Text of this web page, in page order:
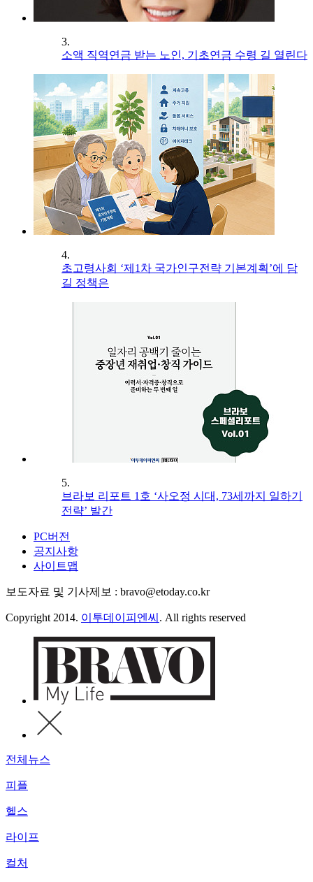
3.
소액 직역연금 받는 노인, 기초연금 수령 길 열린다
4.
초고령사회 ‘제1차 국가인구전략 기본계획’에 담
길 정책은
5.
브라보 리포트 1호 ‘사오정 시대, 73세까지 일하기
전략’ 발간
PC버전
공지사항
사이트맵
보도자료 및 기사제보 : bravo@etoday.co.kr
Copyright 2014. 이투데이피엔씨 . All rights reserved
전체뉴스
피플
헬스
라이프
컬처